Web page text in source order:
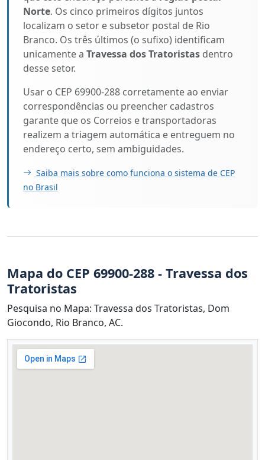
Norte. Os cinco primeiros dígitos juntos
localizam o setor e subsetor postal de Rio
Branco. Os três últimos (o sufixo) identificam
unicamente a Travessa dos Tratoristas dentro
desse setor.
Usar o CEP 69900-288 corretamente ao enviar
correspondências ou preencher cadastros
garante que os Correios e transportadoras
realizem a triagem automática e entreguem no
endereço certo, sem ambiguidades.
Saiba mais sobre como funciona o sistema de CEP
no Brasil
Mapa do CEP 69900-288 - Travessa dos
Tratoristas
Pesquisa no Mapa: Travessa dos Tratoristas, Dom
Giocondo, Rio Branco, AC.